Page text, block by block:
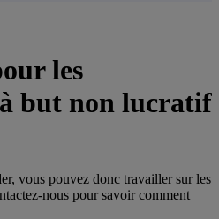
les
but non lucratif
vous pouvez donc travailler sur les
nous pour savoir comment